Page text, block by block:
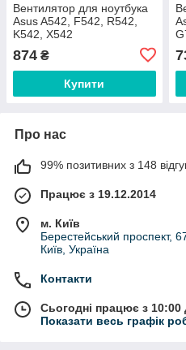
Вентилятор для ноутбука
Asus A542, F542, R542,
K542, X542
(5V, 0.5 A), 4pin
874 ₴
Купити
Про нас
99% позитивних з 148
Працює з 19.12.2014
м. Київ
Берестейський проспект,
Київ, Україна
Контакти
Сьогодні працює з 10:00
Показати весь графік